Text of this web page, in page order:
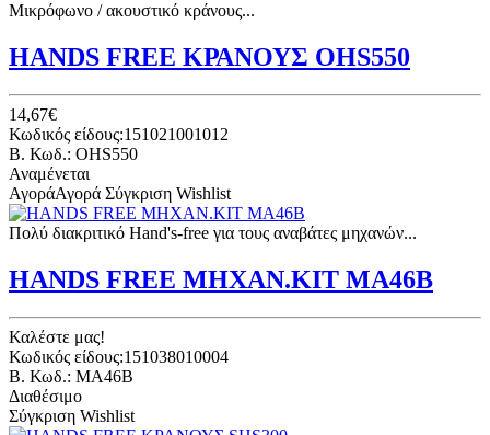
Μικρόφωνο / ακουστικό κράνους...
HANDS FREE ΚΡΑΝΟΥΣ OHS550
14,67€
Κωδικός είδους:151021001012
B. Κωδ.: OHS550
Αναμένεται
ΑγοράΑγορά Σύγκριση Wishlist
Πολύ διακριτικό Hand's-free για τους αναβάτες μηχανών...
HANDS FREE ΜΗΧΑΝ.ΚΙΤ ΜΑ46Β
Καλέστε μας!
Κωδικός είδους:151038010004
B. Κωδ.: MA46B
Διαθέσιμο
Σύγκριση Wishlist